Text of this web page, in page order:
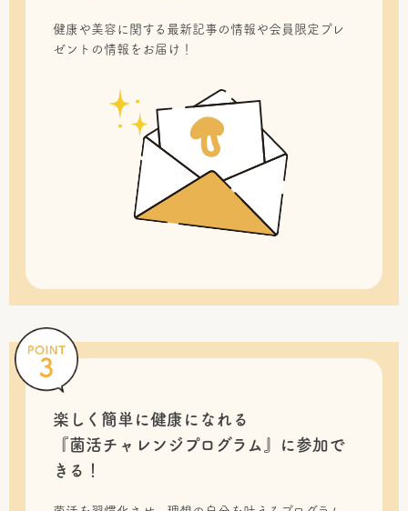
健康や美容に関する最新記事の情報や会員限定プレ
ゼントの情報をお届け！
楽しく簡単に健康になれる
『菌活チャレンジプログラム』に 参加で
きる！